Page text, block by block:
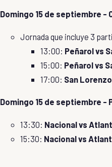
Domingo 15 de septiembre -
Jornada que incluye 3
13:00: Peñarol vs
15:00: Peñarol vs
17:00: San
Domingo 15 de septiembre -
13:30: Nacional vs
15:30: Nacional vs